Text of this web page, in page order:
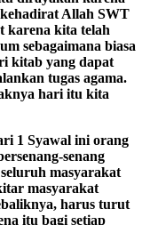
Allah SWT
karena kita telah
sebagaimana biasa
kitab yang dapat
tugas agama.
hari itu kita
1 Syawal ini orang
senang
masyarakat
masyarakat
harus turut
itu bagi setiap